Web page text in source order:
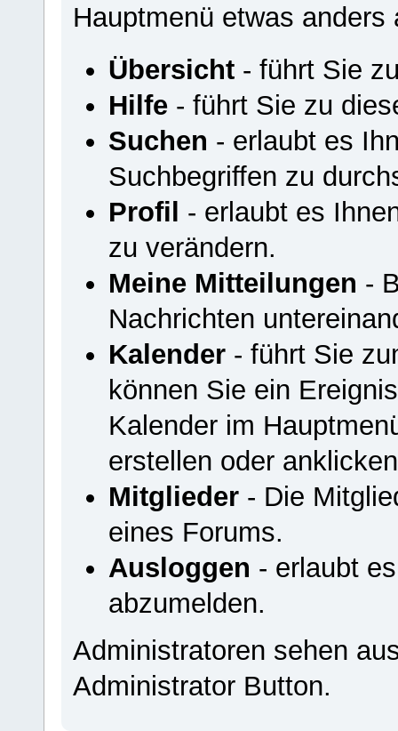
Hauptmenü etwas anders
Übersicht- führt Sie
Hilfe- führt Sie zu
Suchen - erlaubt es
Suchbegriffen zu
Profil - erlaubt es
zu verändern.
Meine Mitteilungen -
Nachrichten
Kalender- führt Sie
können Sie ein
Kalender im
erstellen oder
Mitglieder- Die
eines Forums.
Ausloggen - erlaubt
abzumelden.
Administratoren sehen
Administrator Button.